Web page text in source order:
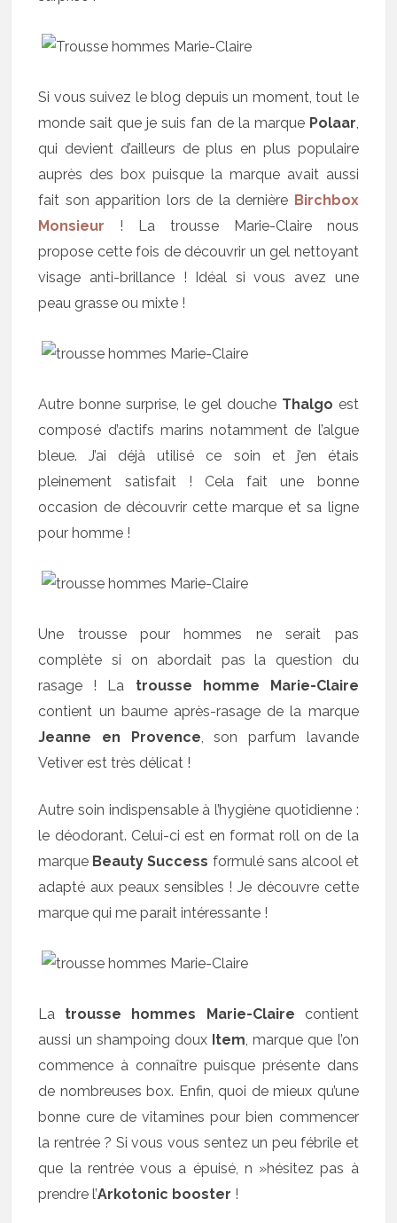
Si vous suivez le blog depuis un moment, tout le
monde sait que je suis fan de la marque Polaar,
qui devient d’ailleurs de plus en plus populaire
auprès des box puisque la marque avait aussi
fait son apparition lors de la dernière Birchbox
Monsieur ! La trousse Marie-Claire nous
propose cette fois de découvrir un gel nettoyant
visage anti-brillance ! Idéal si vous avez une
peau grasse ou mixte !
Autre bonne surprise, le gel douche Thalgo est
composé d’actifs marins notamment de l’algue
bleue. J’ai déjà utilisé ce soin et j’en étais
pleinement satisfait ! Cela fait une bonne
occasion de découvrir cette marque et sa ligne
pour homme !
Une trousse pour hommes ne serait pas
complète si on abordait pas la question du
rasage ! La trousse homme Marie-Claire
contient un baume après-rasage de la marque
Jeanne en Provence, son parfum lavande
Vetiver est très délicat !
Autre soin indispensable à l’hygiène quotidienne :
le déodorant. Celui-ci est en format roll on de la
marque Beauty Success formulé sans alcool et
adapté aux peaux sensibles ! Je découvre cette
marque qui me parait intéressante !
La trousse hommes Marie-Claire contient
aussi un shampoing doux Item, marque que l’on
commence à connaître puisque présente dans
de nombreuses box. Enfin, quoi de mieux qu’une
bonne cure de vitamines pour bien commencer
la rentrée ? Si vous vous sentez un peu fébrile et
que la rentrée vous a épuisé, n »hésitez pas à
prendre l’Arkotonic booster !